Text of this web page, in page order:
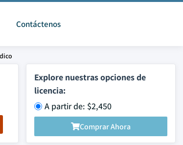
Contáctenos
Explore nuestras opciones de
licencia:
A partir de: $2,450
Comprar Ahora